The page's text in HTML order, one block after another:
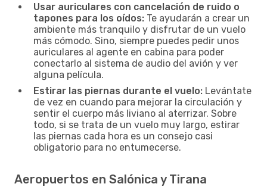
Usar auriculares con cancelación de ruido o
tapones para los oídos: Te ayudarán a crear un
ambiente más tranquilo y disfrutar de un vuelo
más cómodo. Sino, siempre puedes pedir unos
auriculares al agente en cabina para poder
conectarlo al sistema de audio del avión y ver
alguna película.
Estirar las piernas durante el vuelo: Levántate
de vez en cuando para mejorar la circulación y
sentir el cuerpo más liviano al aterrizar. Sobre
todo, si se trata de un vuelo muy largo, estirar
las piernas cada hora es un consejo casi
obligatorio para no entumecerse.
Aeropuertos en Salónica y Tirana